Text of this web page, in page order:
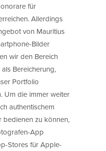
für
Allerdings
von Mauritius
Bilder
wir den Bereich
Bereicherung,
Portfolio
Um die immer weiter
authentischem
bedienen zu können,
App
Stores für Apple-